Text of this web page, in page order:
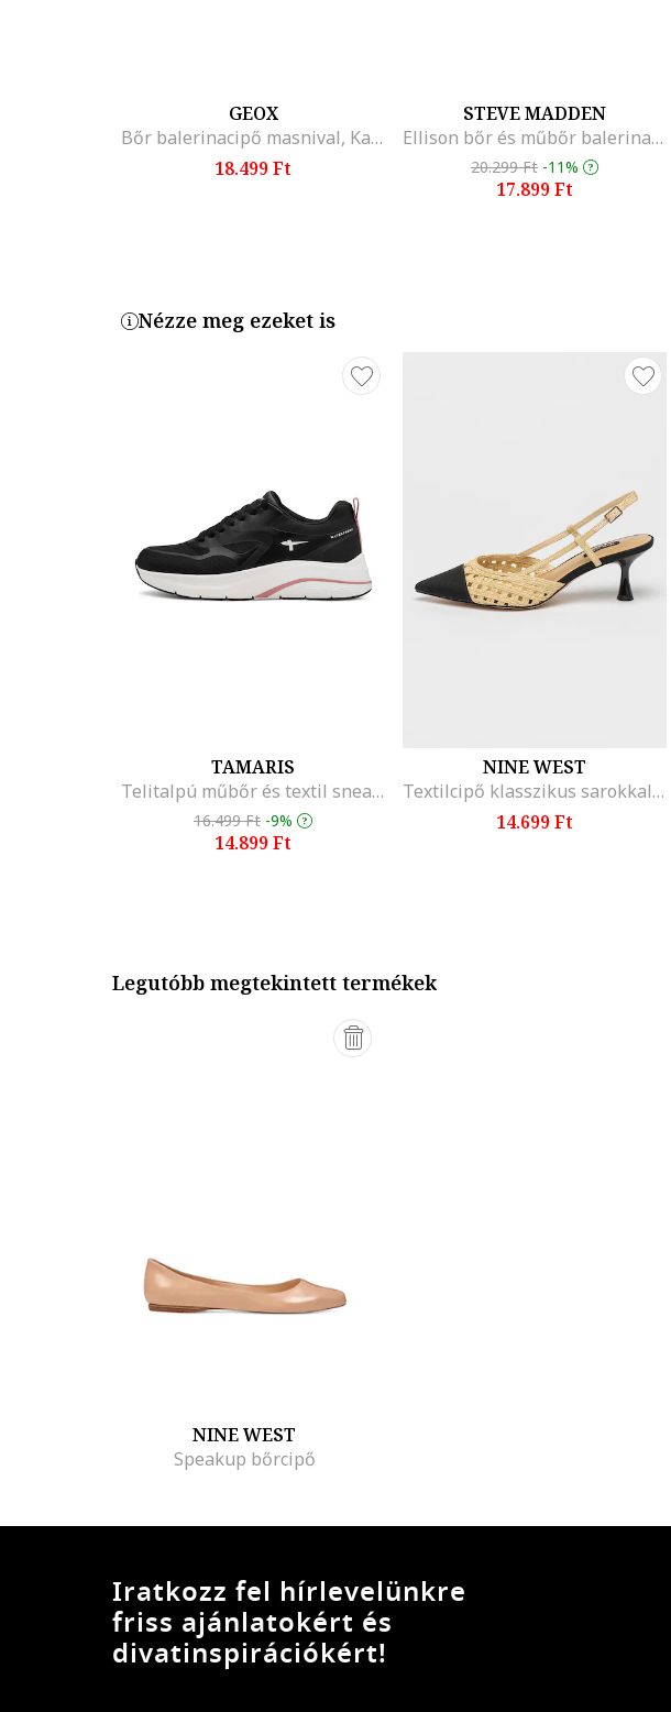
GEOX
Bőr balerinacipő masnival, Karamellbarna
18.499 Ft
STEVE MADDEN
Ellison bőr és műbőr balerina cipő, Fekete/Világosbarna
20.299 Ft -11%
17.899 Ft
Nézze meg ezeket is
TAMARIS
Telitalpú műbőr és textil sneaker, Fekete/Törtfehér
16.499 Ft -9%
14.899 Ft
NINE WEST
Textilcipő klasszikus sarokkal, Fekete/Bézs
14.699 Ft
Legutóbb megtekintett termékek
NINE WEST
Speakup bőrcipő
Iratkozz fel hírlevelünkre
friss ajánlatokért és
divatinspirációkért!